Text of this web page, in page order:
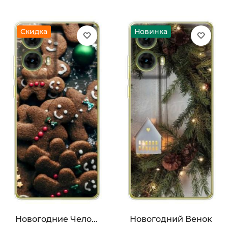
Скидка
Новогодние Человечки
Новинка
Новогодний Венок